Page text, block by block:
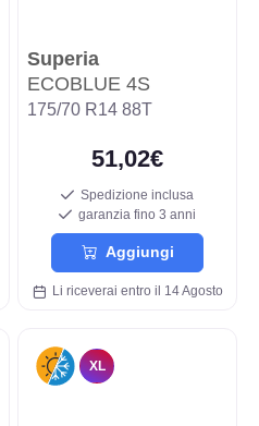
Superia
ECOBLUE 4S
175/70 R14 88T
51,02€
Spedizione inclusa
garanzia fino 3 anni
Aggiungi
Li riceverai entro il 14 Agosto
XL